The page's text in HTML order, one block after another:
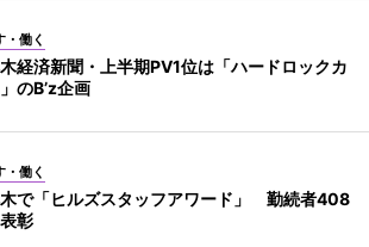
・働く
経済新聞・上半期PV1位は「ハードロックカ
のB’z企画
・働く
で「ヒルズスタッフアワード」 勤続者408
彰